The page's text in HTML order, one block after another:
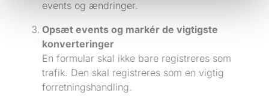
events og ændringer.
Opsæt events og markér de vigtigste
konverteringer
En formular skal ikke bare registreres som
trafik. Den skal registreres som en vigtig
forretningshandling.